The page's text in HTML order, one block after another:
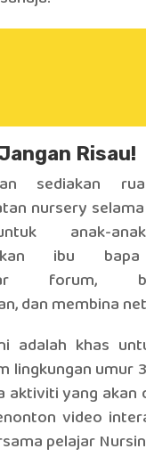
Risau!
sediakan
nursery
anak-
ibu
forum,
dan membina
adalah khas
lingkungan umur
aktiviti yang akan
video
pelajar